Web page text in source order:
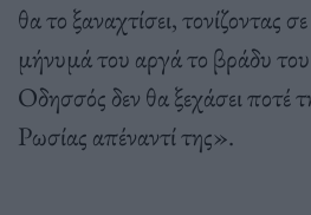
θα το ξαναχτίσει, τονίζοντας
μήνυμά του αργά το βράδυ
Οδησσός δεν θα ξεχάσει ποτέ
Ρωσίας απέναντί της».